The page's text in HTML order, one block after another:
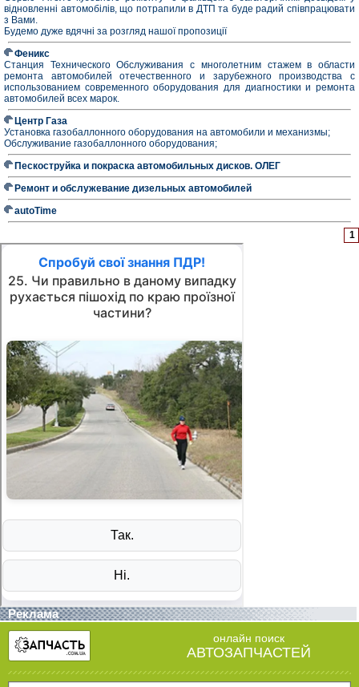
відновленні автомобілів, що потрапили в ДТП та буде радий співпрацювати
з Вами.
Будемо дуже вдячні за розгляд нашої пропозиції
Феникс
Станция Технического Обслуживания с многолетним стажем в области
ремонта автомобилей отечественного и зарубежного производства с
использованием современного оборудования для диагностики и ремонта
автомобилей всех марок.
Центр Газа
Установка газобаллонного оборудования на автомобили и механизмы;
Обслуживание газобаллонного оборудования;
Пескоструйка и покраска автомобильных дисков. ОЛЕГ
Ремонт и обслужевание дизельных автомобилей
autoTime
1
Реклама
онлайн поиск
АВТОЗАПЧАСТЕЙ